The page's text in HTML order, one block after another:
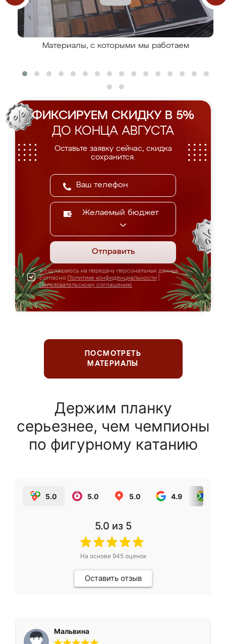
Материалы, с которыми мы работаем
ФИКСИРУЕМ СКИДКУ В 5%
ДО КОНЦА АВГУСТА
Оставьте заявку сейчас, скидка
сохранится.
Желаемый бюджет
Отправить
Я соглашаюсь на передачу персональных данных
согласно Политике конфиденциальности
Пользовательскому соглашению
ПОСМОТРЕТЬ
МАТЕРИАЛЫ
Держим планку
серьезнее, чем чемпионы
по фигурному катанию
5.0 5.0 5.0 4.9
5.0 из 5
На основе 945оценок
Оставить отзыв
Мальвина